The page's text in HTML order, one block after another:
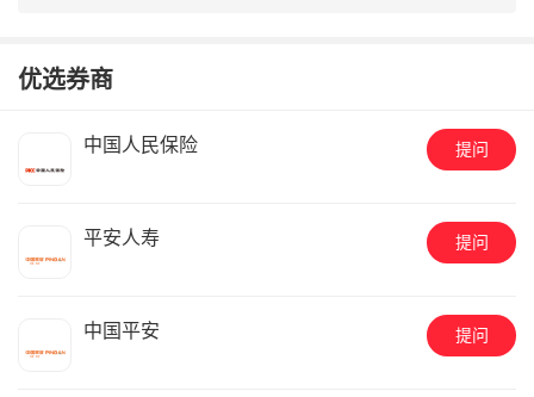
优选券商
中国人民保险 提问
平安人寿 提问
中国平安 提问